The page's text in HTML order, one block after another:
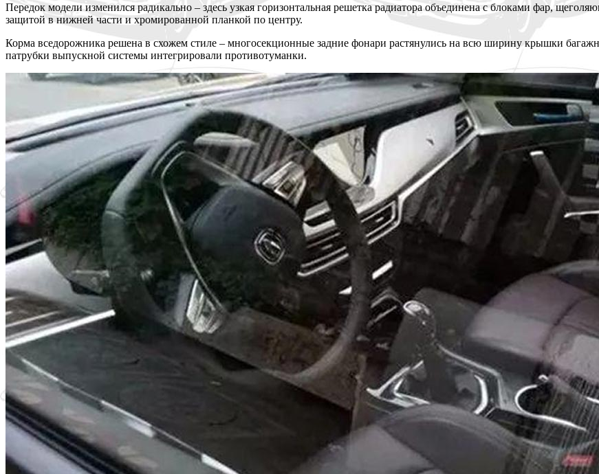
Передок модели изменился радикально – здесь узкая горизонтальная решетка радиатора объединена с блоками фар,
защитой в нижней части и хромированной планкой по центру.
Корма вседорожника решена в схожем стиле – многосекционные задние фонари растянулись на всю ширину крышки
патрубки выпускной системы интегрировали противотуманки.